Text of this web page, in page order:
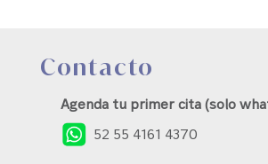
Contacto
Agenda tu primer cita (solo
52 55 4161 4370